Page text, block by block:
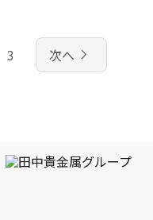
3 次へ navigate_next